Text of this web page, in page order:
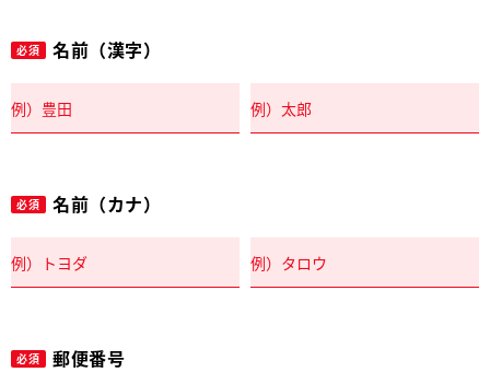
必須 名前（漢字）
必須 名前（カナ）
必須 郵便番号